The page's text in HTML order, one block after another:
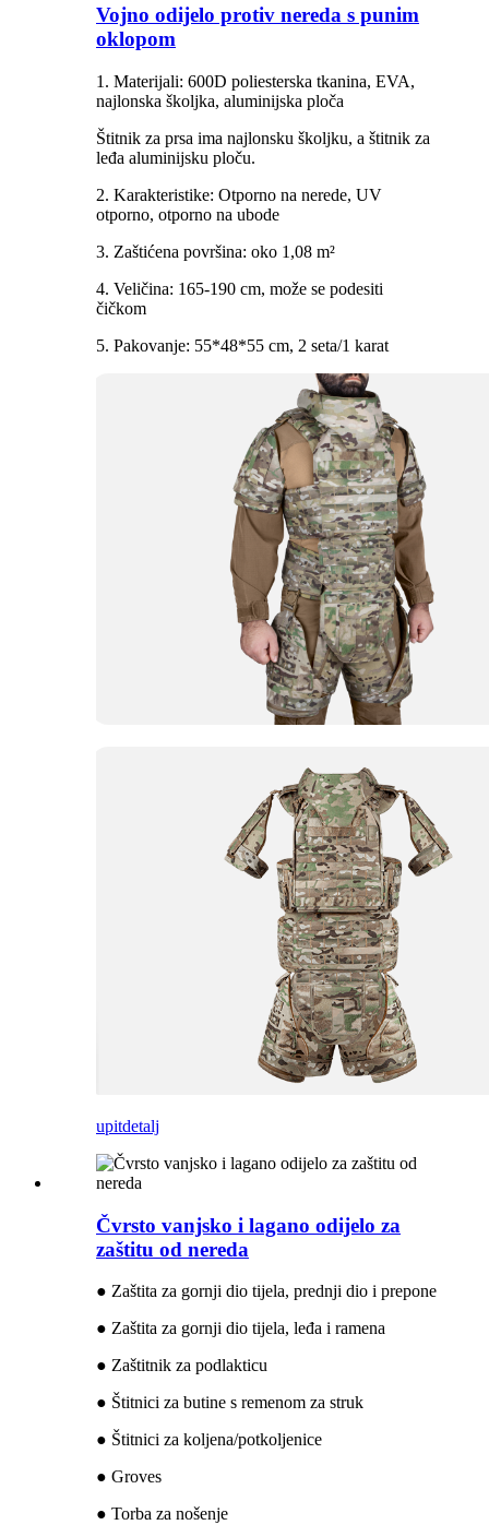
Vojno odijelo protiv nereda s punim
oklopom
1. Materijali: 600D poliesterska tkanina, EVA,
najlonska školjka, aluminijska ploča
Štitnik za prsa ima najlonsku školjku, a štitnik za
leđa aluminijsku ploču.
2. Karakteristike: Otporno na nerede, UV
otporno, otporno na ubode
3. Zaštićena površina: oko 1,08 m²
4. Veličina: 165-190 cm, može se podesiti
čičkom
5. Pakovanje: 55*48*55 cm, 2 seta/1 karat
upitdetalj
Čvrsto vanjsko i lagano odijelo za
zaštitu od nereda
● Zaštita za gornji dio tijela, prednji dio i prepone
● Zaštita za gornji dio tijela, leđa i ramena
● Zaštitnik za podlakticu
● Štitnici za butine s remenom za struk
● Štitnici za koljena/potkoljenice
● Groves
● Torba za nošenje